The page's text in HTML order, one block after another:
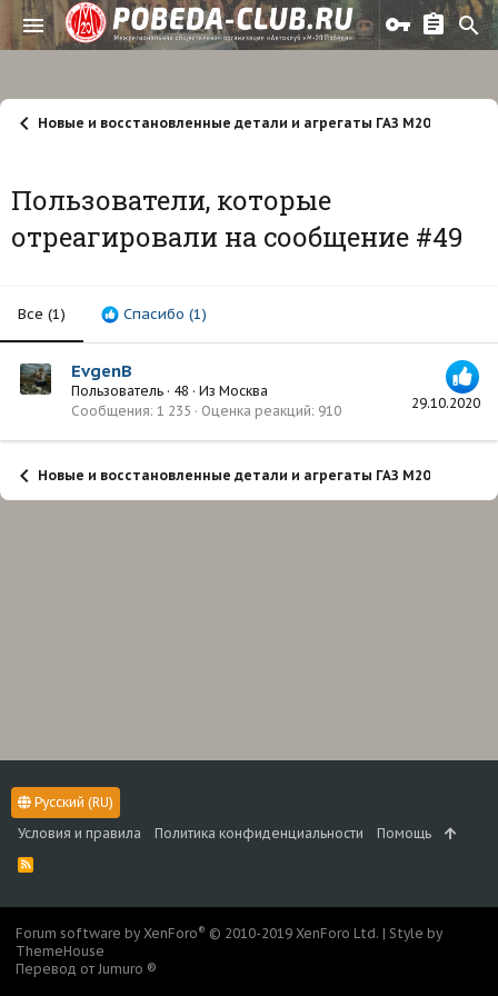
Новые и восстановленные детали и агрегаты ГАЗ М20
Пользователи, которые
отреагировали на сообщение #49
Все (1) Спасибо (1)
29.10.2020
EvgenB
Пользователь · 48 · Из Москва
Сообщения 1 235 Оценка реакций 910
Новые и восстановленные детали и агрегаты ГАЗ М20
Русский (RU)
Условия и правила
Политика конфиденциальности Помощь
R
S
Forum software by XenForo® © 2010-2019 XenForo Ltd. | Style by
ThemeHouse
Перевод от Jumuro ®